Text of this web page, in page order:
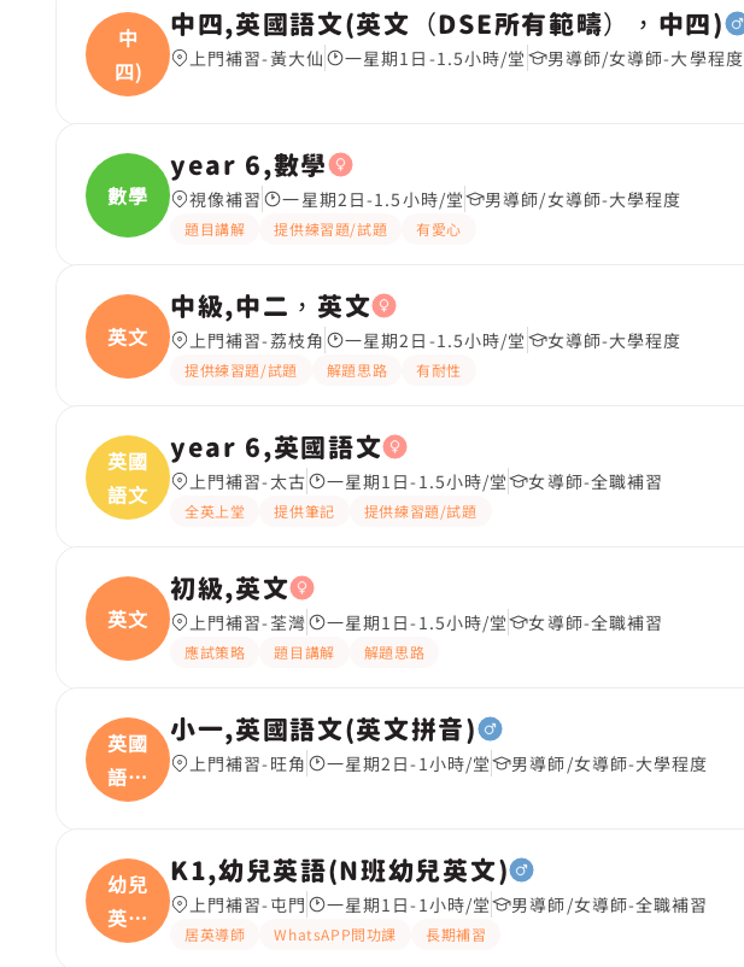
中
四)
中四,英國語文(英文（DSE所有範疇），中四)
上門補習-黃大仙 一星期1日-1.5小時/堂 男導師/女導師-大學程度
數學
year 6,數學
視像補習 一星期2日-1.5小時/堂 男導師/女導師-大學程度
題目講解 提供練習題/試題 有愛心
英文
中級,中二，英文
上門補習-荔枝角 一星期2日-1.5小時/堂 女導師-大學程度
提供練習題/試題 解題思路 有耐性
英國
語文
year 6,英國語文
上門補習-太古 一星期1日-1.5小時/堂 女導師-全職補習
全英上堂 提供筆記 提供練習題/試題
英文
初級,英文
上門補習-荃灣 一星期1日-1.5小時/堂 女導師-全職補習
應試策略 題目講解 解題思路
英國
語文
(
小一,英國語文(英文拼音)
上門補習-旺角 一星期2日-1小時/堂 男導師/女導師-大學程度
幼兒
英語
(
K1,幼兒英語(N班幼兒英文)
上門補習-屯門 一星期1日-1小時/堂 男導師/女導師-全職補習
居英導師 WhatsAPP問功課 長期補習